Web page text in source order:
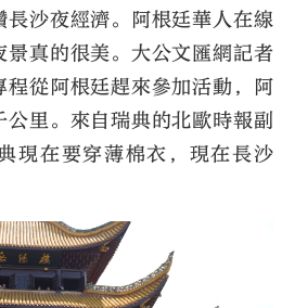
沙夜經濟。阿根廷華人在線
真的很美。大公文匯網記者
程從阿根廷趕來參加活動，阿
里。來自瑞典的北歐時報副
現在要穿薄棉衣，現在長沙